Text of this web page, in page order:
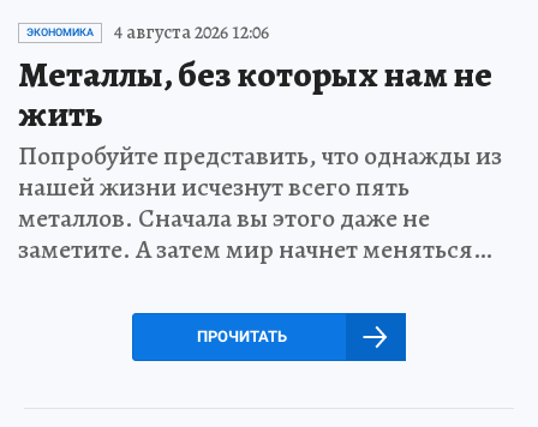
ЭКОНОМИКА 4 августа 2026 12:06
Металлы, без которых нам не
жить
Попробуйте представить, что однажды из
нашей жизни исчезнут всего пять
металлов. Сначала вы этого даже не
заметите. А затем мир начнет меняться…
ПРОЧИТАТЬ